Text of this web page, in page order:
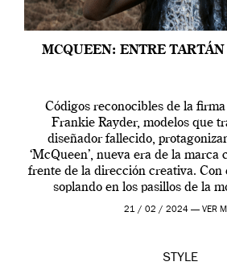
MCQUEEN: ENTRE TARTÁN
Códigos reconocibles de la
Frankie Rayder, modelos que
diseñador fallecido,
‘McQueen’, nueva era de la
frente de la dirección creativa. Con
soplando en los pasillos de la
McQueen se prepara
21 / 02 / 2024 — VER
STYLE